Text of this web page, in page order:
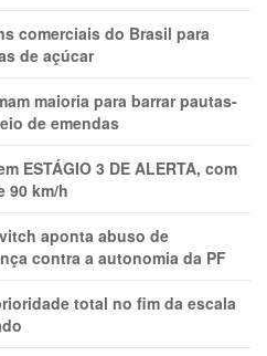
comerciais do Brasil para
de açúcar
maioria para barrar pautas-
de emendas
ESTÁGIO 3 DE ALERTA, com
90 km/h
aponta abuso de
contra a autonomia da PF
total no fim da escala